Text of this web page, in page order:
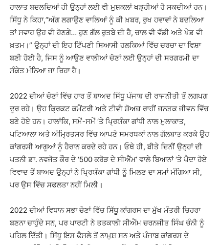
ਹਾਲਾਤ ਬਦਲਦਿਆਂ ਹੀ ਉਨ੍ਹਾਂ ਲਈ ਵੀ ਮੁਸ਼ਕਲਾਂ ਖੜ੍ਹੀਆਂ ਹੋ ਸਕਦੀਆਂ ਹਨ।
ਸਿੱਧੂ ਨੇ ਕਿਹਾ,“ਅੱਗ ਲਗਾਉਣ ਵਾਲਿਆਂ ਨੂੰ ਕੀ ਖ਼ਬਰ, ਰੁਖ ਹਵਾਵਾਂ ਨੇ ਬਦਲਿਆ
ਤਾਂ ਸਵਾਹ ਉਹ ਵੀ ਹੋਣਗੇ… ਹੁਣ ਗੱਲ ਰੁਤਬੇ ਦੀ ਹੈ, ਚਾਲ ਵੀ ਵੱਡੀ ਅਤੇ ਖੇਡ ਵੀ
ਖ਼ਤਮ।” ਉਨ੍ਹਾਂ ਦੀ ਇਹ ਟਿੱਪਣੀ ਸਿਆਸੀ ਹਲਕਿਆਂ ਵਿੱਚ ਚਰਚਾ ਦਾ ਵਿਸ਼ਾ
ਬਣੀ ਹੋਈ ਹੈ, ਜਿਸ ਨੂੰ ਆਉਣ ਵਾਲੀਆਂ ਚੋਣਾਂ ਲਈ ਉਨ੍ਹਾਂ ਦੀ ਸਰਗਰਮੀ ਦਾ
ਸੰਕੇਤ ਮੰਨਿਆ ਜਾ ਰਿਹਾ ਹੈ।
2022 ਦੀਆਂ ਚੋਣਾਂ ਵਿੱਚ ਹਾਰ ਤੋਂ ਬਾਅਦ ਸਿੱਧੂ ਪੰਜਾਬ ਦੀ ਰਾਜਨੀਤੀ ਤੋਂ ਲਗਪਗ
ਦੂਰ ਰਹੇ। ਉਹ ਕ੍ਰਿਕਟ ਕਮੈਂਟਰੀ ਅਤੇ ਟੀਵੀ ਸ਼ੋਅਜ਼ ਰਾਹੀਂ ਜਨਤਕ ਜੀਵਨ ਵਿੱਚ
ਬਣੇ ਹੋਏ ਹਨ। ਹਾਲਾਂਕਿ, ਸਮੇਂ-ਸਮੇਂ ‘ਤੇ ਪ੍ਰਿਯੰਕਾ ਗਾਂਧੀ ਨਾਲ ਮੁਲਾਕਾਤ,
ਪਟਿਆਲਾ ਅਤੇ ਅੰਮ੍ਰਿਤਸਰ ਵਿੱਚ ਆਪਣੇ ਸਮਰਥਕਾਂ ਨਾਲ ਗੱਲਬਾਤ ਕਰਕੇ ਉਹ
ਕਾਂਗਰਸੀ ਆਗੂਆਂ ਨੂੰ ਹੈਰਾਨ ਕਰਦੇ ਰਹੇ ਹਨ। ਓਥੇ ਹੀ, ਬੀਤੇ ਦਿਨੀਂ ਉਨ੍ਹਾਂ ਦੀ
ਪਤਨੀ ਡਾ. ਨਵਜੋਤ ਕੌਰ ਦੇ ‘500 ਕਰੋੜ ਦੇ ਸੀਐੱਮ’ ਵਾਲੇ ਬਿਆਨਾਂ ‘ਤੇ ਪੈਦਾ ਹੋਏ
ਵਿਵਾਦ ਤੋਂ ਬਾਅਦ ਉਨ੍ਹਾਂ ਨੇ ਪ੍ਰਿਯੰਕਾ ਗਾਂਧੀ ਨੂੰ ਮਿਲਣ ਦਾ ਸਮਾਂ ਮੰਗਿਆ ਸੀ,
ਪਰ ਉਸ ਵਿੱਚ ਸਫਲਤਾ ਨਹੀਂ ਮਿਲੀ।
2022 ਦੀਆਂ ਵਿਧਾਨ ਸਭਾ ਚੋਣਾਂ ਵਿੱਚ ਸਿੱਧੂ ਕਾਂਗਰਸ ਦਾ ਮੁੱਖ ਮੰਤਰੀ ਚਿਹਰਾ
ਬਣਨਾ ਚਾਹੁੰਦੇ ਸਨ, ਪਰ ਪਾਰਟੀ ਨੇ ਤਤਕਾਲੀ ਸੀਐੱਮ ਚਰਨਜੀਤ ਸਿੰਘ ਚੰਨੀ ਨੂੰ
ਪਹਿਲ ਦਿੱਤੀ। ਸਿੱਧੂ ਇਸ ਫੈਸਲੇ ਤੋਂ ਨਾਖ਼ੁਸ਼ ਸਨ ਅਤੇ ਪੰਜਾਬ ਕਾਂਗਰਸ ਦੇ